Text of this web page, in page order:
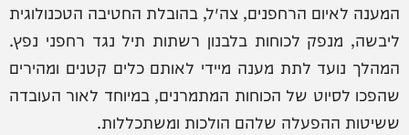
המענה לאיום הרחפנים, צה״ל, בהובלת החטיבה הטכנולוגית
ליבשה, מנפק לכוחות בלבנון רשתות תיל נגד רחפני נפץ.
המהלך נועד לתת מענה מיידי לאותם כלים קטנים ומהירים
שהפכו לסיוט של הכוחות המתמרנים, במיוחד לאור העובדה
ששיטות ההפעלה שלהם הולכות ומשתכללות.